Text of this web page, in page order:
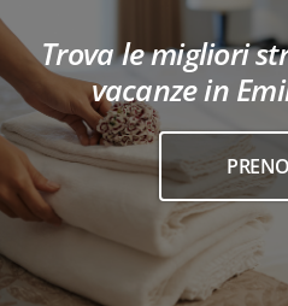
Trova le migliori
vacanze in